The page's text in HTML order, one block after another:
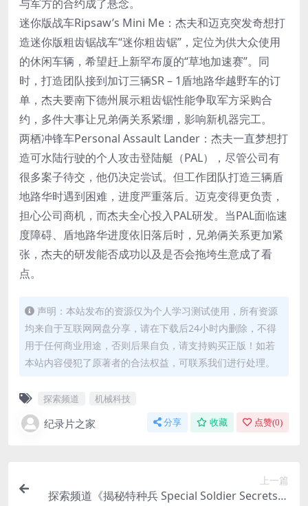
与军方的合约成了悬念。
迷你版战车Ripsaw’s Mini Me：杰夫和迈克突发奇想打
造迷你版粗齿锯战车“迷你粗齿锯”，定位为供大众使用
的休闲车辆，希望赶上新罕布厦的“草地加速赛”。同
时，打造团队接到加订三辆SR – 1盾地路华越野车的订
单，杰夫要南下德州展示粗齿锯性能争取军方采购合
约，多件大事让兄弟俩关系紧绷，影响新机器完工。
两栖冲锋车Personal Assault Lander：杰夫一直梦想打
造可水陆行驶的个人攻击登陆艇（PAL），尽管公司有
很多案子待交，他仍决定尝试。但工作团队打造三辆盾
地路华时遇到困难，进度严重落后。迈克变得更负责，
担心公司商机，而杰夫全心投入PAL研发。当PAL面临速
度障碍、盾地路华进度依旧落后时，兄弟俩关系更加紧
张，杰夫的研发能否成功以及是否会拖垮生意成了看
点。
声明：本站发布的资源仅为个人学习测试使用，所有资源
均来自于互联网网盘分享，请在下载后24小时内删除，不得
用于任何商业用途，否则后果自负，请支持购买正版！如若
本站内容侵犯了原著者的合法权益，可联系我们进行处理。
探索频道 机械科技
纪录片之家 分享 收藏 点赞(0)
上一篇
探索频道《揭秘特种兵 Special Soldier Secrets》